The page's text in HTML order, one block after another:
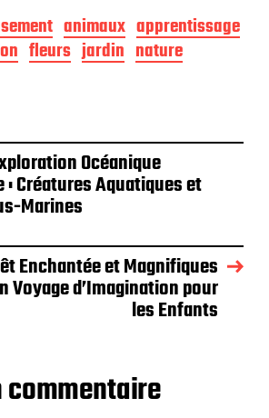
animaux apprentissage
fleurs jardin nature
Océanique
: Créatures Aquatiques et
Marines
Enchantée et Magnifiques
Voyage d’Imagination pour
les Enfants
commentaire